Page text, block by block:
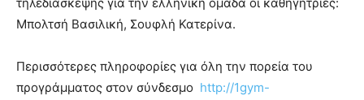
Μπολτσή Βασιλική, Σουφλή Κατερίνα.
Περισσότερες πληροφορίες για όλη την πορεία του
προγράμματος στον σύνδεσμο http://1gym-